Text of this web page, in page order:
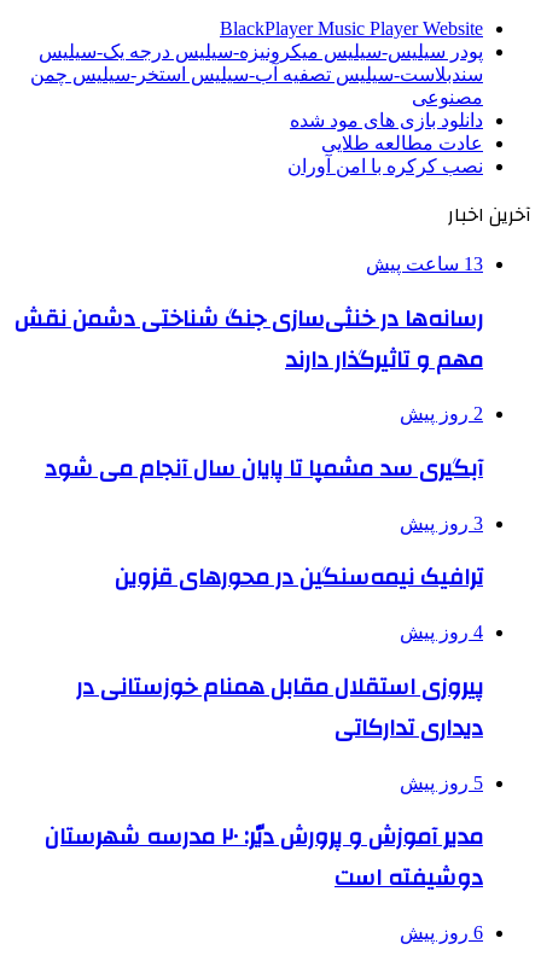
BlackPlayer Music Player Website
پودر سیلیس-سیلیس میکرونیزه-سیلیس درجه یک-سیلیس
سندبلاست-سیلیس تصفیه آب-سیلیس استخر-سیلیس چمن
مصنوعی
دانلود بازی های مود شده
عادت مطالعه طلایی
نصب کرکره با امن آوران
آخرین اخبار
13 ساعت پیش
رسانه‌ها در خنثی‌سازی جنگ شناختی دشمن نقش‌
مهم و تاثیرگذار دارند
2 روز پیش
آبگیری سد مشمپا تا پایان سال آنجام می شود
3 روز پیش
ترافیک نیمه‌سنگین در محورهای قزوین
4 روز پیش
پیروزی استقلال مقابل همنام خوزستانی در
دیداری تدارکاتی
5 روز پیش
مدیر آموزش و پرورش دیّر: ۲۰ مدرسه شهرستان
دوشیفته است
6 روز پیش